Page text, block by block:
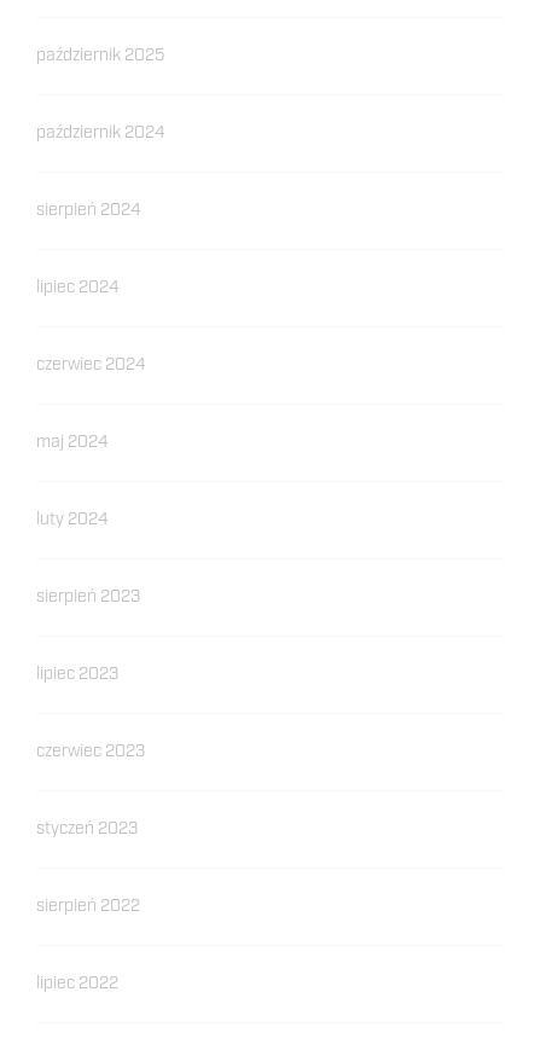
październik 2025
październik 2024
sierpień 2024
lipiec 2024
czerwiec 2024
maj 2024
luty 2024
sierpień 2023
lipiec 2023
czerwiec 2023
styczeń 2023
sierpień 2022
lipiec 2022